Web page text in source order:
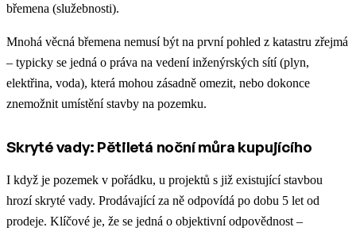
břemena (služebnosti).
Mnohá věcná břemena nemusí být na první pohled z katastru zřejmá
– typicky se jedná o práva na vedení inženýrských sítí (plyn,
elektřina, voda), která mohou zásadně omezit, nebo dokonce
znemožnit umístění stavby na pozemku.
Skryté vady: Pětiletá noční můra kupujícího
I když je pozemek v pořádku, u projektů s již existující stavbou
hrozí skryté vady. Prodávající za ně odpovídá po dobu 5 let od
prodeje. Klíčové je, že se jedná o objektivní odpovědnost –